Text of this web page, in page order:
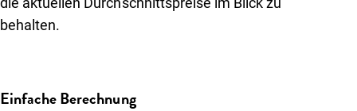
Über uns
Einloggen
behalten.
Einfache Berechnung